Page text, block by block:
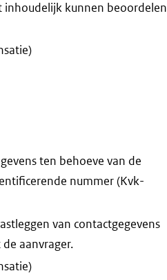
inhoudelijk kunnen beoordelen
ten behoeve van de
nummer (Kvk-
van contactgegevens
aanvrager.